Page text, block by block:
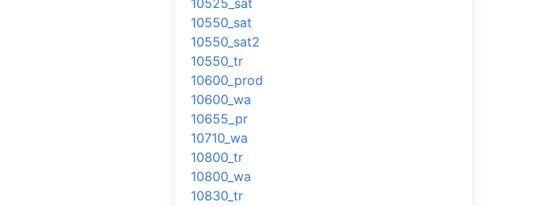
10525_sat
10550_sat
10550_sat2
10550_tr
10600_prod
10600_wa
10655_pr
10710_wa
10800_tr
10800_wa
10830_tr